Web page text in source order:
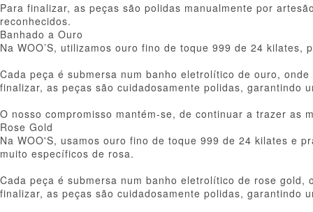
Para finalizar, as peças são polidas manualmente por
reconhecidos.
Banhado a Ouro
Na WOO’S, utilizamos ouro fino de toque 999 de 24
Cada peça é submersa num banho eletrolítico de ouro,
finalizar, as peças são cuidadosamente polidas, garantindo
O nosso compromisso mantém-se, de continuar a trazer as
Rose Gold
Na WOO'S, usamos ouro fino de toque 999 de 24 kilates e
muito específicos de rosa.
Cada peça é submersa num banho eletrolítico de rose
finalizar, as peças são cuidadosamente polidas, garantindo